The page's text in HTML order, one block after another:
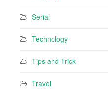
Serial
Technology
Tips and Trick
Travel